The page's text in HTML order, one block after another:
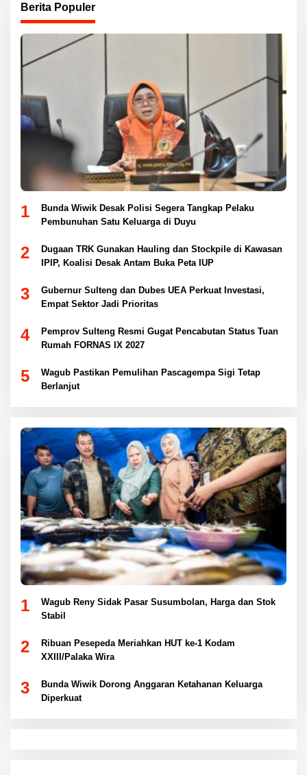
Berita Populer
1
Bunda Wiwik Desak Polisi Segera Tangkap Pelaku
Pembunuhan Satu Keluarga di Duyu
2
Dugaan TRK Gunakan Hauling dan Stockpile di Kawasan
IPIP, Koalisi Desak Antam Buka Peta IUP
3
Gubernur Sulteng dan Dubes UEA Perkuat Investasi,
Empat Sektor Jadi Prioritas
4
Pemprov Sulteng Resmi Gugat Pencabutan Status Tuan
Rumah FORNAS IX 2027
5
Wagub Pastikan Pemulihan Pascagempa Sigi Tetap
Berlanjut
1
Wagub Reny Sidak Pasar Susumbolan, Harga dan Stok
Stabil
2
Ribuan Pesepeda Meriahkan HUT ke-1 Kodam
XXIII/Palaka Wira
3
Bunda Wiwik Dorong Anggaran Ketahanan Keluarga
Diperkuat